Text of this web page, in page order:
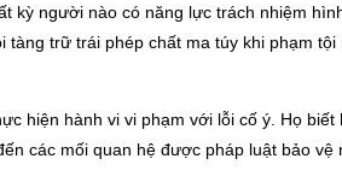
kỳ người nào có năng lực trách nhiệm
trữ trái phép chất ma túy khi phạm tội
hiện hành vi vi phạm với lỗi cố ý. Họ
các mối quan hệ được pháp luật bảo vệ